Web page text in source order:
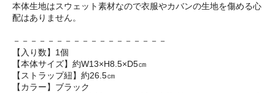
本体生地はスウェット素材なので衣服やカバンの生地を傷める心
配はありません。
－－－－－－－－－－－－－－－－－－
【入り数】1個
【本体サイズ】約W13×H8.5×D5㎝
【ストラップ紐】約26.5㎝
【カラー】ブラック